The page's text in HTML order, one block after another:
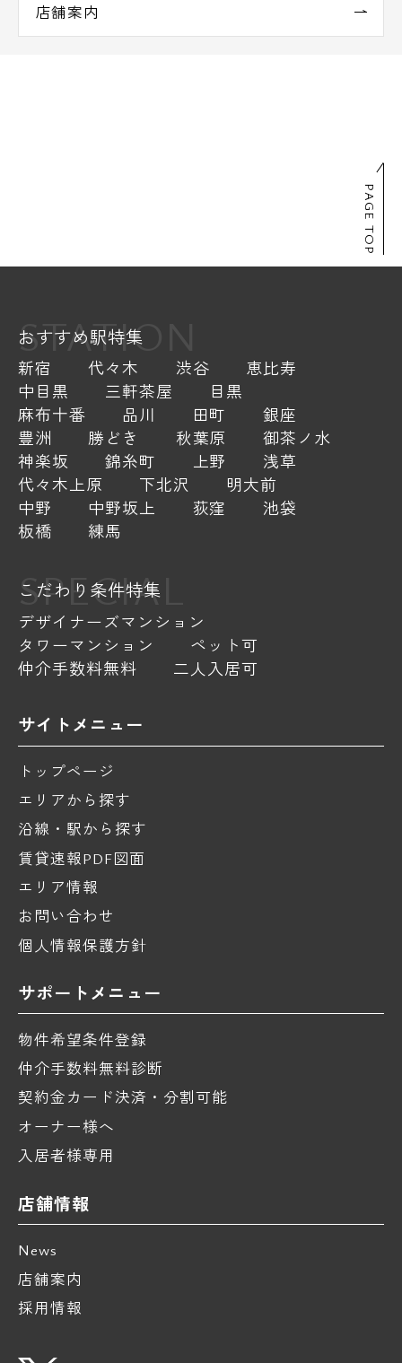
店舗案内
PAGE TOP
STATION
おすすめ駅特集
新宿 代々木 渋谷
恵比寿
中目黒
三軒茶屋
目黒
麻布十番
品川 田町
銀座
豊洲
勝どき 秋葉原
御茶ノ水
神楽坂
錦糸町 上野
浅草
代々木上原
下北沢
明大前
中野
中野坂上 荻窪
池袋
板橋
練馬
SPECIAL
こだわり条件特集
デザイナーズマンション
タワーマンション
ペット可
仲介手数料無料
二人入居可
サイトメニュー
トップページ
エリアから探す
沿線・駅から探す
賃貸速報PDF図面
エリア情報
お問い合わせ
個人情報保護方針
サポートメニュー
物件希望条件登録
仲介手数料無料診断
契約金カード決済・分割可能
オーナー様へ
入居者様専用
店舗情報
News
店舗案内
採用情報